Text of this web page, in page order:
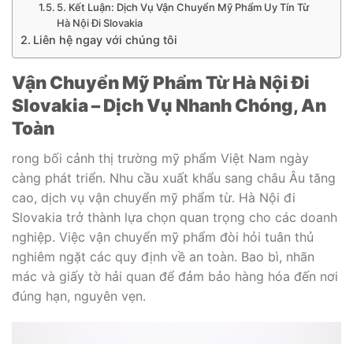
5. Kết Luận: Dịch Vụ Vận Chuyển Mỹ Phẩm Uy Tín Từ
Hà Nội Đi Slovakia
Liên hệ ngay với chúng tôi
Vận Chuyển Mỹ Phẩm Từ Hà Nội Đi
Slovakia – Dịch Vụ Nhanh Chóng, An
Toàn
rong bối cảnh thị trường mỹ phẩm Việt Nam ngày
càng phát triển. Nhu cầu xuất khẩu sang châu Âu tăng
cao, dịch vụ vận chuyển mỹ phẩm từ. Hà Nội đi
Slovakia trở thành lựa chọn quan trọng cho các doanh
nghiệp. Việc vận chuyển mỹ phẩm đòi hỏi tuân thủ
nghiêm ngặt các quy định về an toàn. Bao bì, nhãn
mác và giấy tờ hải quan để đảm bảo hàng hóa đến nơi
đúng hạn, nguyên vẹn.